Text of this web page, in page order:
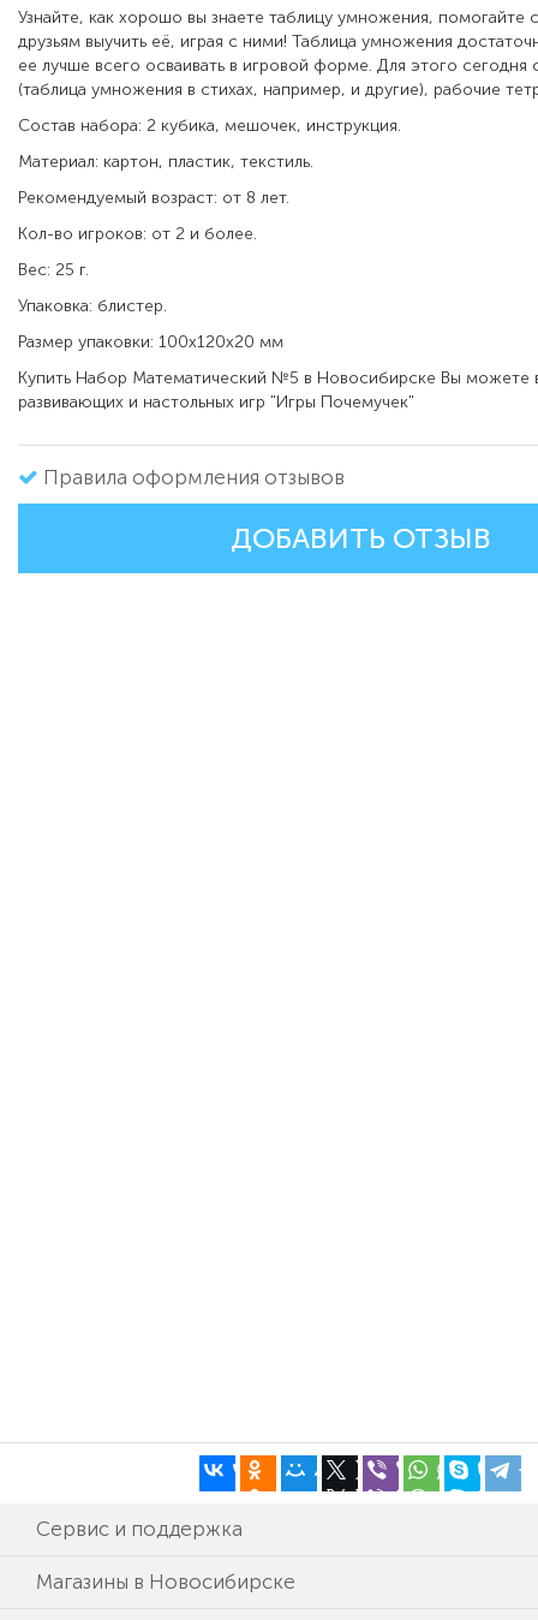
Узнайте, как хорошо вы знаете таблицу умножения, помогайте
друзьям выучить её, играя с ними! Таблица умножения
ее лучше всего осваивать в игровой форме. Для этого сегодня
(таблица умножения в стихах, например, и другие), рабочие
Состав набора: 2 кубика, мешочек, инструкция.
Материал: картон, пластик, текстиль.
Рекомендуемый возраст: от 8 лет.
Кол-во игроков: от 2 и более.
Вес: 25 г.
Упаковка: блистер.
Размер упаковки: 100х120х20 мм
Купить Набор Математический №5 в Новосибирске Вы можете
развивающих и настольных игр "Игры Почемучек"
Правила оформления отзывов
ДОБАВИТЬ ОТЗЫВ
Сервис и поддержка
Магазины в Новосибирске